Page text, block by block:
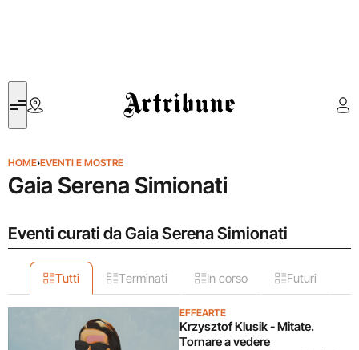
Artribune
HOME›EVENTI E MOSTRE
Gaia Serena Simionati
Eventi curati da Gaia Serena Simionati
Tutti Terminati In corso Futuri
EFFEARTE
Krzysztof Klusik - Mitate.
Tornare a vedere